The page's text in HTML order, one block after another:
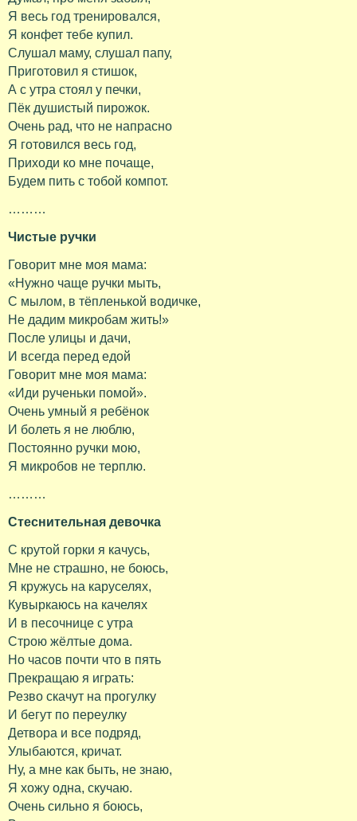
Я весь год тренировался,
Я конфет тебе купил.
Слушал маму, слушал папу,
Приготовил я стишок,
А с утра стоял у печки,
Пёк душистый пирожок.
Очень рад, что не напрасно
Я готовился весь год,
Приходи ко мне почаще,
Будем пить с тобой компот.
………
Чистые ручки
Говорит мне моя мама:
«Нужно чаще ручки мыть,
С мылом, в тёпленькой водичке,
Не дадим микробам жить!»
После улицы и дачи,
И всегда перед едой
Говорит мне моя мама:
«Иди рученьки помой».
Очень умный я ребёнок
И болеть я не люблю,
Постоянно ручки мою,
Я микробов не терплю.
………
Стеснительная девочка
С крутой горки я качусь,
Мне не страшно, не боюсь,
Я кружусь на каруселях,
Кувыркаюсь на качелях
И в песочнице с утра
Строю жёлтые дома.
Но часов почти что в пять
Прекращаю я играть:
Резво скачут на прогулку
И бегут по переулку
Детвора и все подряд,
Улыбаются, кричат.
Ну, а мне как быть, не знаю,
Я хожу одна, скучаю.
Очень сильно я боюсь,